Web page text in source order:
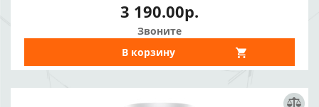
3 190.00р.
Звоните
В корзину